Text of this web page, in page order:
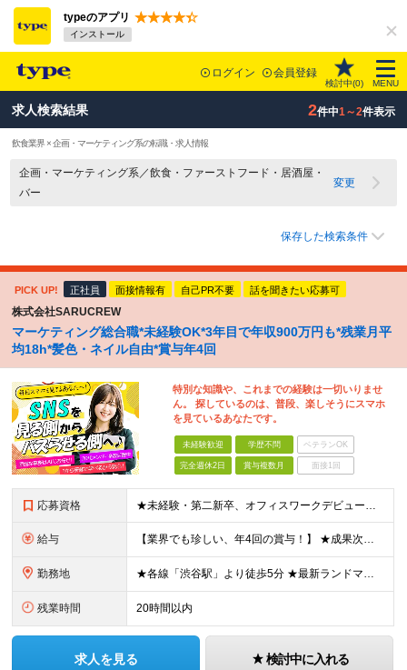
typeのアプリ
インストール
ログイン 会員登録
検討中(0) MENU
求人検索結果 2件中1～2件表示
飲食業界 × 企画・マーケティング系の転職・求人情報
企画・マーケティング系／飲食・ファーストフード・居酒屋・
バー
変更
保存した検索条件
PICK UP! 正社員 面接情報有 自己PR不要 話を聞きたい応募可
株式会社SARUCREW
マーケティング総合職*未経験OK*3年目で年収900万円も*残業月平
均18h*髪色・ネイル自由*賞与年4回
特別な知識や、これまでの経験は一切いりませ
ん。 探しているのは、普段、楽しそうにスマホ
を見ているあなたです。
未経験歓迎 学歴不問 ベテランOK
完全週休2日 賞与複数月 面接1回
応募資格 ★未経験・第二新卒、オフィスワークデビュー大歓迎 ★平均年齢は28.6歳！ ★20代の若手メンバーが中心になって活躍している職場です！ ●学歴不問 ※35歳以下の方（若年層の長期キャリア形成） ★こ
給与 【業界でも珍しい、年4回の賞与！】 ★成果次第でスピード昇給可 →20代で年収700万〜900万超も！ ■未経験：月給26〜30万円＋賞与年4回（業績による）＋各種手当 ※経験・スキルを考慮して決定
勤務地 ★各線「渋谷駅」より徒歩5分 ★最新ランドマークオフィスです！ ★転勤はありません 【本社】 東京都渋谷区道玄坂2-25-12 道玄坂通 dogenzaka-dori 5階 ※(変更の範囲)上記を除
残業時間 20時間以内
求人を見る 検討中に入れる